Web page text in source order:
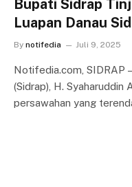
Bupati Sidrap
Luapan Danau
By notifedia Juli 9, 2025
Notifedia.com, SIDRAP
(Sidrap), H. Syaharuddin
persawahan yang